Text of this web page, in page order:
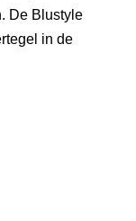
De Blustyle
in de